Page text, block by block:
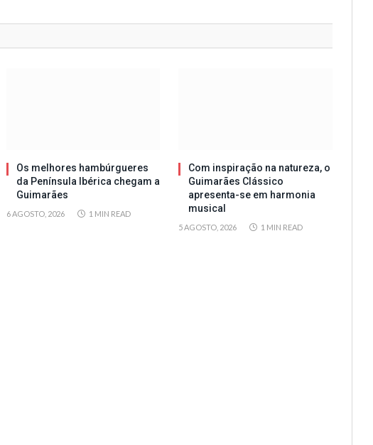
Os melhores hambúrgueres
da Península Ibérica chegam a
Guimarães
6 AGOSTO, 2026 1 MIN READ
Com inspiração na natureza, o
Guimarães Clássico
apresenta-se em harmonia
musical
5 AGOSTO, 2026 1 MIN READ